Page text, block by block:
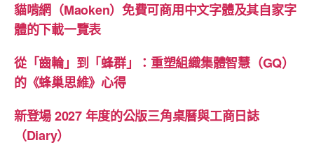
貓啃網（Maoken）免費可商用中文字體及其自家字
體的下載一覽表
從「齒輪」到「蜂群」：重塑組織集體智慧（GQ）
的《蜂巢思維》心得
新登場 2027 年度的公版三角桌曆與工商日誌
（Diary）